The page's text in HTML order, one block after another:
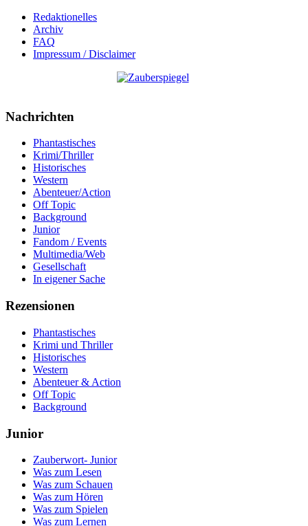
Redaktionelles
Archiv
FAQ
Impressum / Disclaimer
Nachrichten
Phantastisches
Krimi/Thriller
Historisches
Western
Abenteuer/Action
Off Topic
Background
Junior
Fandom / Events
Multimedia/Web
Gesellschaft
In eigener Sache
Rezensionen
Phantastisches
Krimi und Thriller
Historisches
Western
Abenteuer & Action
Off Topic
Background
Junior
Zauberwort- Junior
Was zum Lesen
Was zum Schauen
Was zum Hören
Was zum Spielen
Was zum Lernen